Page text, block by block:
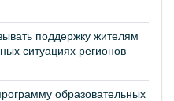
поддержку жителям
ситуациях регионов
образовательных